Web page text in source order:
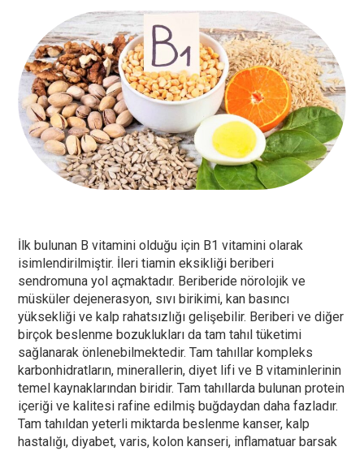
İlk bulunan B vitamini olduğu için B1 vitamini olarak
isimlendirilmiştir. İleri tiamin eksikliği beriberi
sendromuna yol açmaktadır. Beriberide nörolojik ve
müsküler dejenerasyon, sıvı birikimi, kan basıncı
yüksekliği ve kalp rahatsızlığı gelişebilir. Beriberi ve diğer
birçok beslenme bozuklukları da tam tahıl tüketimi
sağlanarak önlenebilmektedir. Tam tahıllar kompleks
karbonhidratların, minerallerin, diyet lifi ve B vitaminlerinin
temel kaynaklarından biridir. Tam tahıllarda bulunan protein
içeriği ve kalitesi rafine edilmiş buğdaydan daha fazladır.
Tam tahıldan yeterli miktarda beslenme kanser, kalp
hastalığı, diyabet, varis, kolon kanseri, inflamatuar barsak